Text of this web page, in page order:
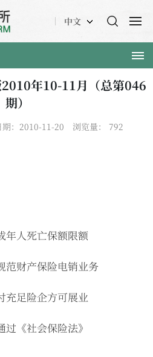
中文
2010年10-11月（总第046
期）
期：2010-11-20 浏览量： 792
年人死亡保额限额
范财产保险电销业务
充足险企方可展业
过《社会保险法》